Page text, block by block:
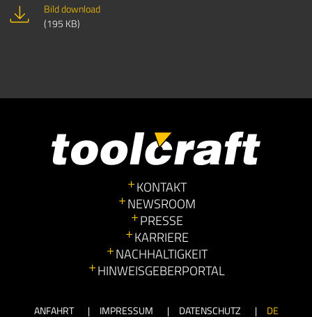
Bild download
(195 KB)
KONTAKT
NEWSROOM
PRESSE
KARRIERE
NACHHALTIGKEIT
HINWEISGEBERPORTAL
ANFAHRT IMPRESSUM DATENSCHUTZ DE